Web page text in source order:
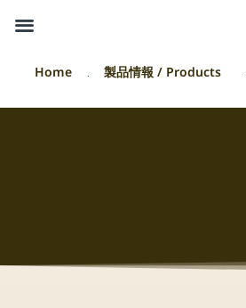
Home 製品情報 / Products